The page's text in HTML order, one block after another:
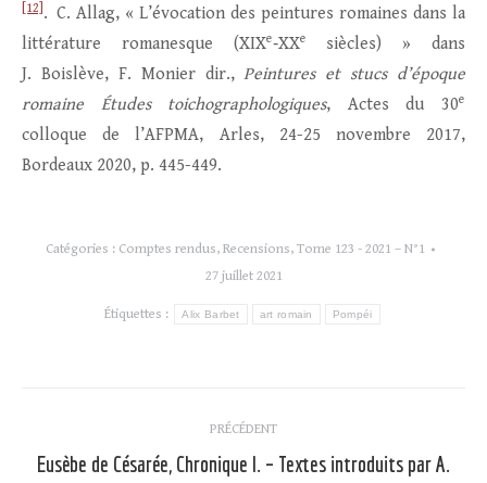
[12] . C. Allag, « L’évocation des peintures romaines dans la
littérature romanesque (XIXe‑XXe
siècles) » dans
J. Boislève, F. Monier dir.,Peintures et stucs d’époque
romaine Études toichographologiques, Actes du 30e
colloque de l’AFPMA, Arles, 24-25 novembre 2017,
Bordeaux 2020, p. 445-449.
Catégories : Comptes rendus, Recensions, Tome 123 - 2021 – N°1
27 juillet 2021
Étiquettes : Alix Barbet art romain Pompéi
article
PRÉCÉDENT
Eusèbe de Césarée, Chronique I. – Textes introduits par A.